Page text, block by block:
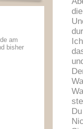
am
bisher